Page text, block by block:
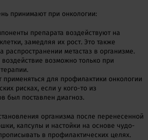
принимают при онкологии:
препарата воздействуют на
замедляя их рост. Это также
распространении метастаз в организме.
воздействие возможно только при
применяться для профилактики онкологии
рисках, если у кого-то из
был поставлен диагноз.
организма после перенесенной
капсулы и настойки на основе чудо-
в профилактических целях.